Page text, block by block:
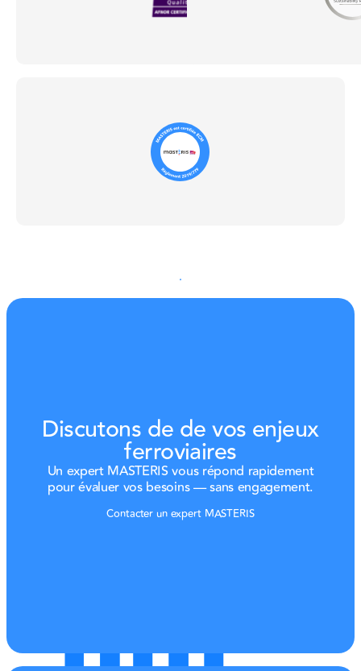
En savoir plus sur nos certifications
Discutons de de vos enjeux
ferroviaires
Un expert MASTERIS vous répond rapidement
pour évaluer vos besoins — sans engagement.
Contacter un expert MASTERIS